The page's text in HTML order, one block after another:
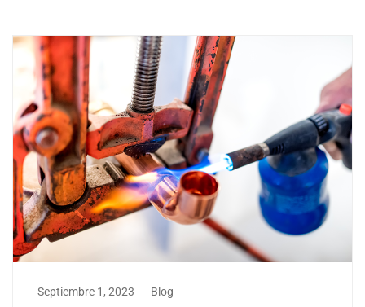
Septiembre 1, 2023 Blog